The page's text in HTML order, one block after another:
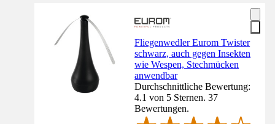
Fliegenwedler Eurom Twister
schwarz, auch gegen Insekten
wie Wespen, Stechmücken
anwendbar
Durchschnittliche Bewertung:
4.1 von 5 Sternen. 37
Bewertungen.